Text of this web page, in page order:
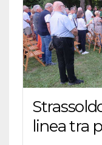
linea tra